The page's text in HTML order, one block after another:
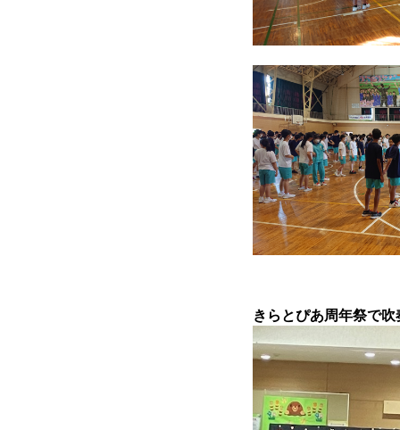
きらとぴあ周年祭で